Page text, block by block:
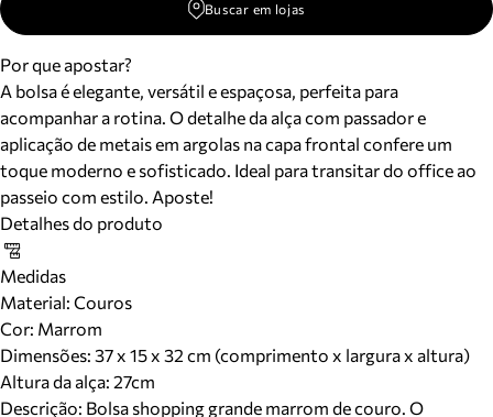
Buscar em lojas
Por que apostar?
A bolsa é elegante, versátil e espaçosa, perfeita para
acompanhar a rotina. O detalhe da alça com passador e
aplicação de metais em argolas na capa frontal confere um
toque moderno e sofisticado. Ideal para transitar do office ao
passeio com estilo. Aposte!
Detalhes do produto
Medidas
Material: Couros
Cor: Marrom
Dimensões: 37 x 15 x 32 cm (comprimento x largura x altura)
Altura da alça: 27cm
Descrição: Bolsa shopping grande marrom de couro. O